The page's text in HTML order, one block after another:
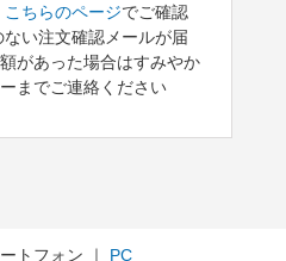
こちらのページでご確認
い注文確認メールが届
があった場合はすみやか
までご連絡ください
トフォン ｜ PC